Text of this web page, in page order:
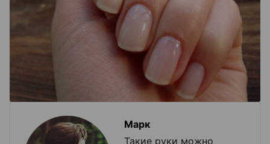
Марк
Такие руки можно